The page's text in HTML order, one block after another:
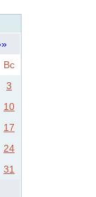
Вс
3
10
17
24
31